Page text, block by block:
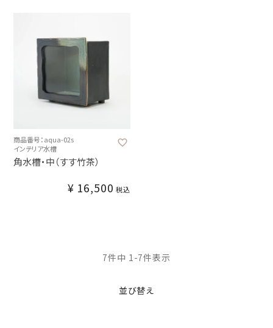
商品番号：aqua-02s
インテリア水槽
角水槽・中（すす竹茶）
¥ 16,500 税込
並び替え
7件中 1-7件表示